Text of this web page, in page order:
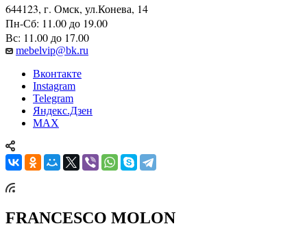
644123, г. Омск, ул.Конева, 14
Пн-Сб: 11.00 до 19.00
Вс: 11.00 до 17.00
mebelvip@bk.ru
Вконтакте
Instagram
Telegram
Яндекс.Дзен
MAX
FRANCESCO MOLON